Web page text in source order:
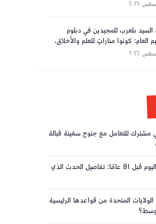
بلعرب للمجيدين في دبلوم
العام: كونوا مناراتٍ للعلم والأخلاق،
تصنع مستقبل عُمان
للتعامل مع جنوح سفينة قبالة
في مثل هذا اليوم قبل 81 عامًا: تفاصيل الحدث الذي
المتحدة من قواعدها الرئيسية